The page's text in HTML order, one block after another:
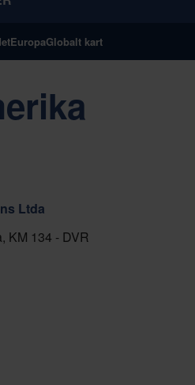
EuropaGlobalt kart
Ltda
KM 134 - DVR